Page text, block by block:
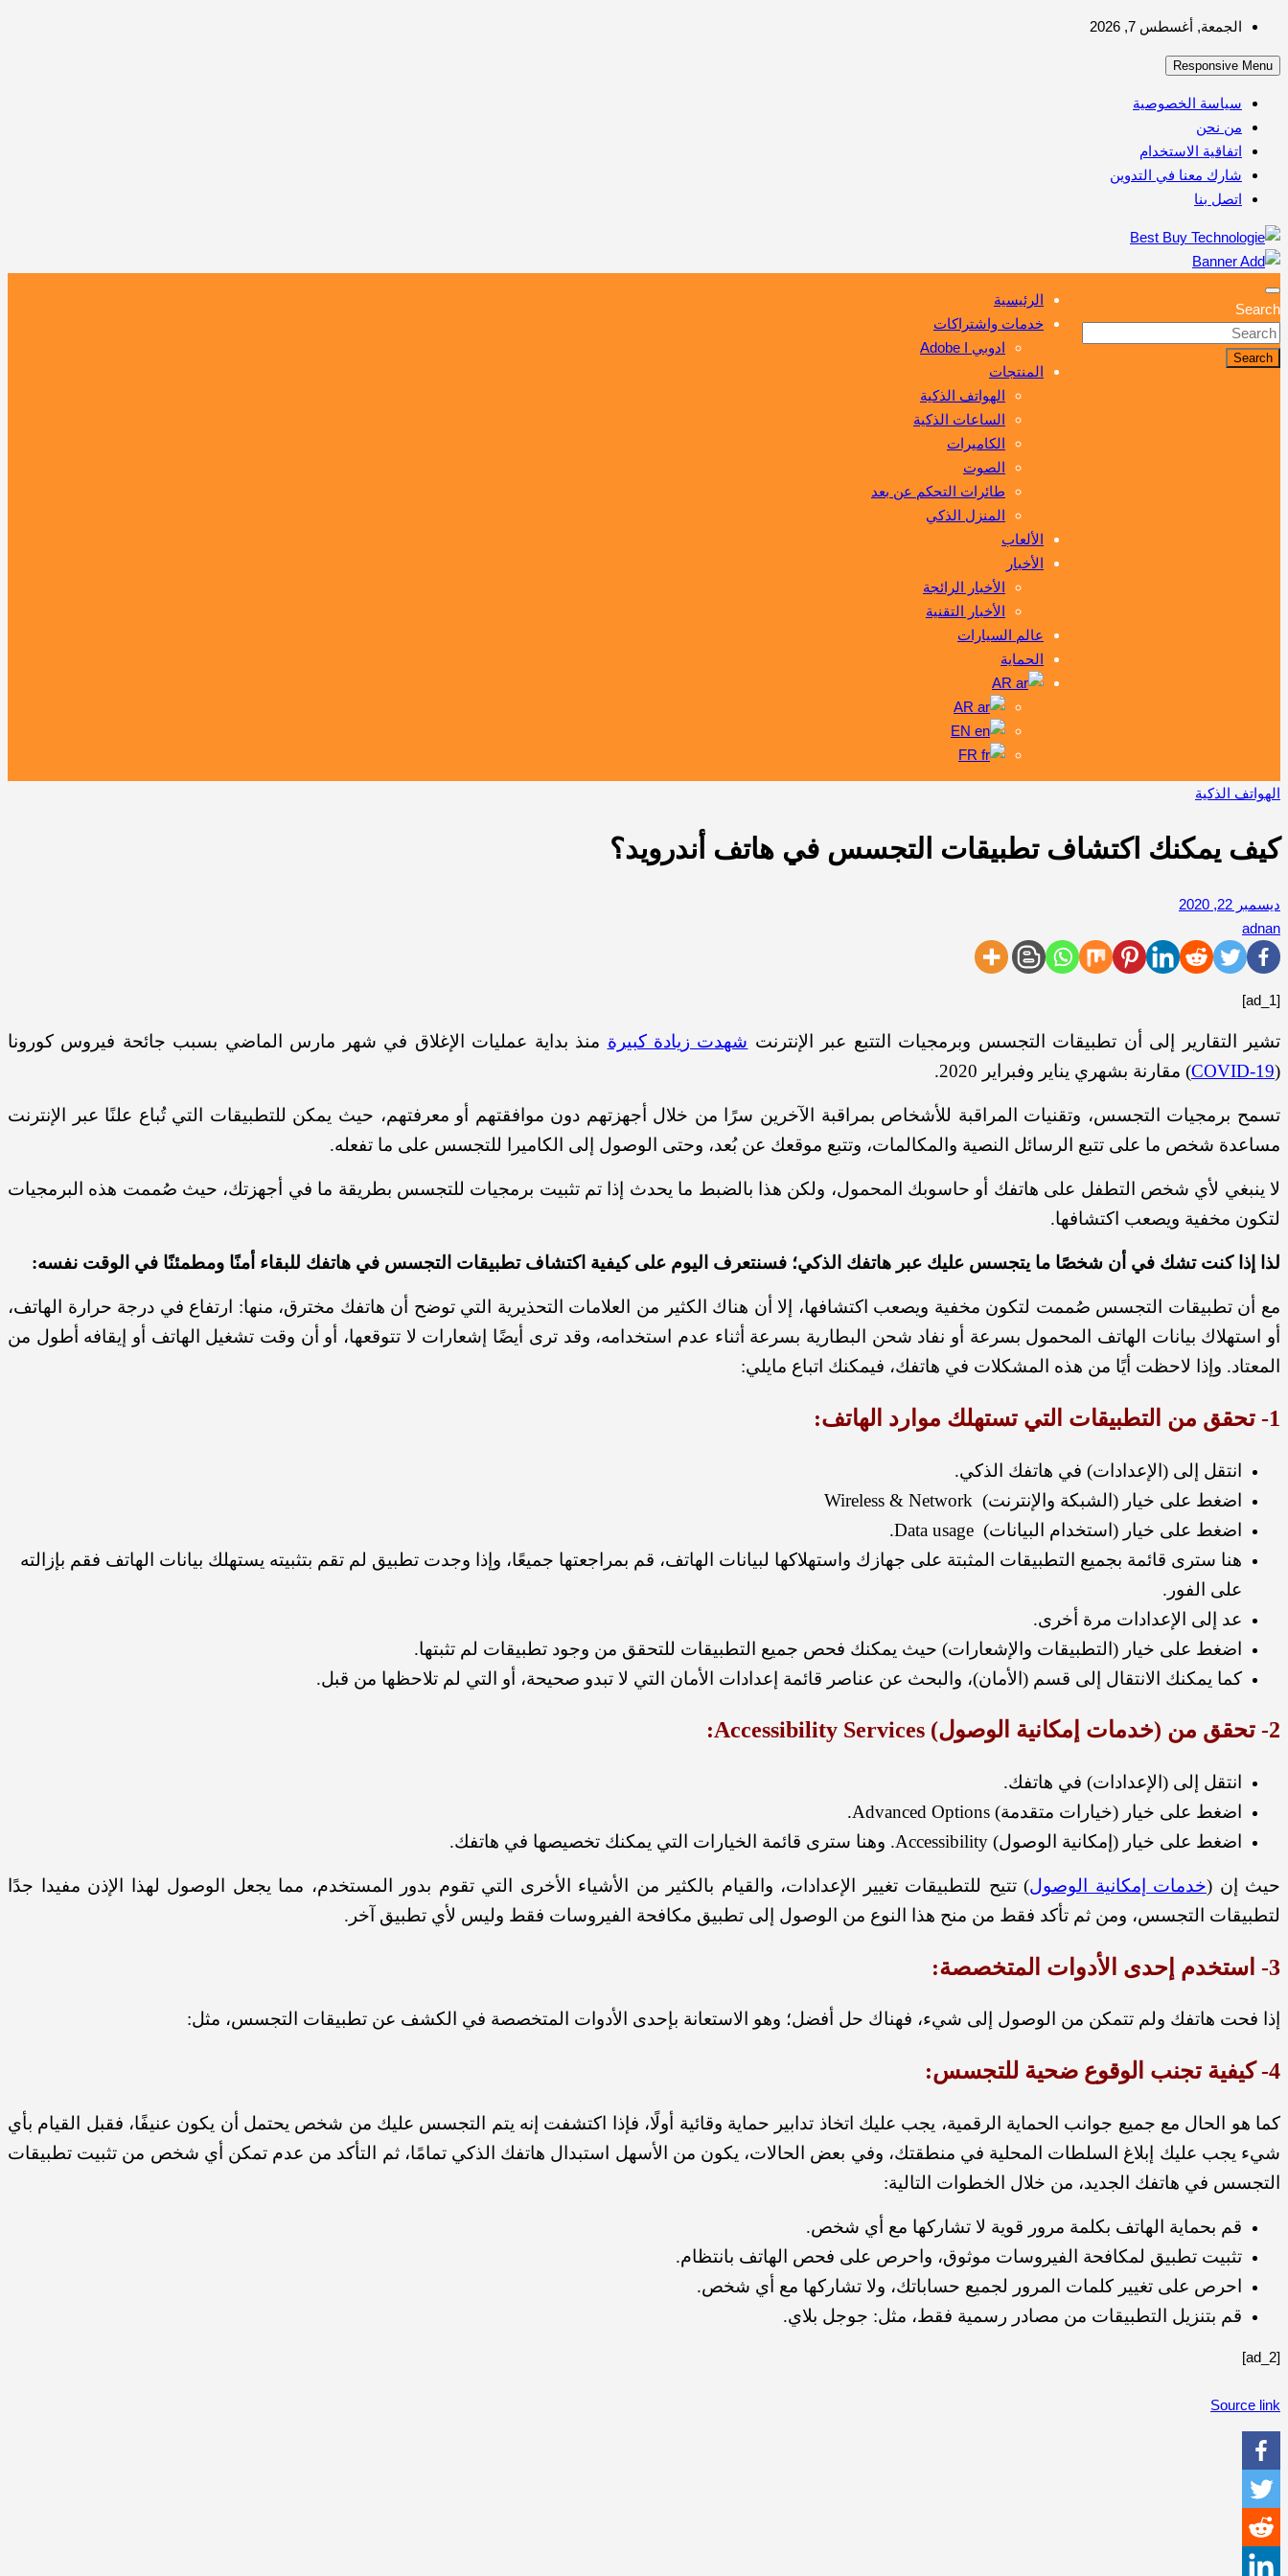
Skip
content
الجمعة, أغسطس 7, 2026
Responsive Menu
سياسة الخصوصية
من نحن
اتفاقية الاستخدام
شارك معنا في التدوين
اتصل بنا
Best Buy Technologie
أهم مبيعات عالم التكنولوجيا
Search
Search
الرئيسية
خدمات واشتراكات
ادوبي Adobe I
المنتجات
الهواتف الذكية
الساعات الذكية
الكاميرات
الصوت
طائرات التحكم عن بعد
المنزل الذكي
الألعاب
الأخبار
الأخبار الرائجة
الأخبار التقنية
عالم السيارات
الحماية
AR
AR
EN
FR
الهواتف الذكية
كيف يمكنك اكتشاف تطبيقات التجسس في هاتف أندرويد؟
ديسمبر 22, 2020
adnan
[ad_1]
تشير التقارير إلى أن تطبيقات التجسس وبرمجيات التتبع عبر الإنترنت شهدت زيادة كبيرة منذ بداية عمليات الإغلاق في شهر مارس الماضي بسبب جائحة فيروس كورونا
(
COVID-19) مقارنة بشهري يناير وفبراير 2020.
تسمح برمجيات التجسس، وتقنيات المراقبة للأشخاص بمراقبة الآخرين سرًا من خلال أجهزتهم دون موافقتهم أو معرفتهم، حيث يمكن للتطبيقات التي تُباع علنًا عبر الإنترنت
مساعدة شخص ما على تتبع الرسائل النصية والمكالمات، وتتبع موقعك عن بُعد، وحتى الوصول إلى الكاميرا للتجسس على ما تفعله.
لا ينبغي لأي شخص التطفل على هاتفك أو حاسوبك المحمول، ولكن هذا بالضبط ما يحدث إذا تم تثبيت برمجيات للتجسس بطريقة ما في أجهزتك، حيث صُممت هذه البرمجيات
لتكون مخفية ويصعب اكتشافها.
لذا إذا كنت تشك في أن شخصًا ما يتجسس عليك عبر هاتفك الذكي؛ فسنتعرف اليوم على كيفية اكتشاف تطبيقات التجسس في هاتفك للبقاء أمنًا ومطمئنًا في الوقت نفسه:
مع أن تطبيقات التجسس صُممت لتكون مخفية ويصعب اكتشافها، إلا أن هناك الكثير من العلامات التحذيرية التي توضح أن هاتفك مخترق، منها: ارتفاع في درجة حرارة الهاتف،
أو استهلاك بيانات الهاتف المحمول بسرعة أو نفاد شحن البطارية بسرعة أثناء عدم استخدامه، وقد ترى أيضًا إشعارات لا تتوقعها، أو أن وقت تشغيل الهاتف أو إيقافه أطول من
المعتاد. وإذا لاحظت أيًا من هذه المشكلات في هاتفك، فيمكنك اتباع مايلي:
1- تحقق من التطبيقات التي تستهلك موارد الهاتف:
انتقل إلى (الإعدادات) في هاتفك الذكي.
اضغط على خيار (الشبكة والإنترنت) Wireless & Network
اضغط على خيار (استخدام البيانات) Data usage.
هنا سترى قائمة بجميع التطبيقات المثبتة على جهازك واستهلاكها لبيانات الهاتف، قم بمراجعتها جميعًا، وإذا وجدت تطبيق لم تقم بتثبيته يستهلك بيانات الهاتف فقم بإزالته
على الفور.
عد إلى الإعدادات مرة أخرى.
اضغط على خيار (التطبيقات والإشعارات) حيث يمكنك فحص جميع التطبيقات للتحقق من وجود تطبيقات لم تثبتها.
كما يمكنك الانتقال إلى قسم (الأمان)، والبحث عن عناصر قائمة إعدادات الأمان التي لا تبدو صحيحة، أو التي لم تلاحظها من قبل.
2- تحقق من (خدمات إمكانية الوصول) Accessibility Services:
انتقل إلى (الإعدادات) في هاتفك.
اضغط على خيار (خيارات متقدمة) Advanced Options.
اضغط على خيار (إمكانية الوصول) Accessibility. و
هنا سترى قائمة الخيارات التي يمكنك تخصيصها في هاتفك.
حيث إن (خدمات إمكانية الوصول) تتيح للتطبيقات تغيير الإعدادات، والقيام بالكثير من الأشياء الأخرى التي تقوم بدور المستخدم، مما يجعل الوصول لهذا الإذن مفيدا جدًا
لتطبيقات التجسس، ومن ثم تأكد فقط من منح هذا النوع من الوصول إلى تطبيق مكافحة الفيروسات فقط وليس لأي تطبيق آخر.
3- استخدم إحدى الأدوات المتخصصة:
إذا فحت هاتفك ولم تتمكن من الوصول إلى شيء، فهناك حل أفضل؛ وهو الاستعانة بإحدى الأدوات المتخصصة في الكشف عن تطبيقات التجسس، مثل:
4- كيفية تجنب الوقوع ضحية للتجسس:
كما هو الحال مع جميع جوانب الحماية الرقمية، يجب عليك اتخاذ تدابير حماية وقائية أولًا، فإذا اكتشفت إنه يتم التجسس عليك من شخص يحتمل أن يكون عنيفًا، فقبل القيام بأي
شيء يجب عليك إبلاغ السلطات المحلية في منطقتك، وفي بعض الحالات، يكون من الأسهل استبدال هاتفك الذكي تمامًا، ثم التأكد من عدم تمكن أي شخص من تثبيت تطبيقات
التجسس في هاتفك الجديد، من خلال الخطوات التالية:
قم بحماية الهاتف بكلمة مرور قوية لا تشاركها مع أي شخص.
تثبيت تطبيق لمكافحة الفيروسات موثوق، واحرص على فحص الهاتف بانتظام.
احرص على تغيير كلمات المرور لجميع حساباتك، ولا تشاركها مع أي شخص.
قم بتنزيل التطبيقات من مصادر رسمية فقط، مثل: جوجل بلاي.
[ad_2]
Source link